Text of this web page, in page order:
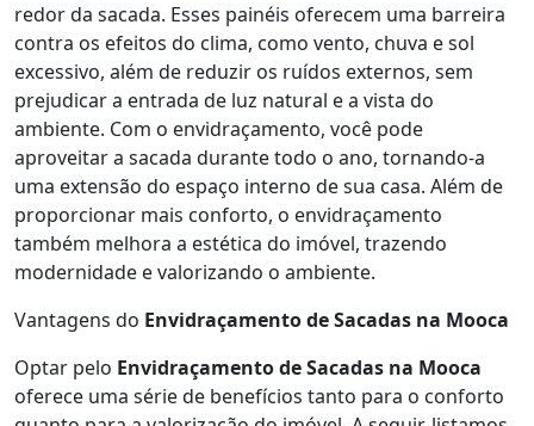
redor da sacada. Esses painéis oferecem uma barreira
contra os efeitos do clima, como vento, chuva e sol
excessivo, além de reduzir os ruídos externos, sem
prejudicar a entrada de luz natural e a vista do
ambiente. Com o envidraçamento, você pode
aproveitar a sacada durante todo o ano, tornando-a
uma extensão do espaço interno de sua casa. Além de
proporcionar mais conforto, o envidraçamento
também melhora a estética do imóvel, trazendo
modernidade e valorizando o ambiente.
Vantagens do Envidraçamento de Sacadas na Mooca
Optar pelo Envidraçamento de Sacadas na Mooca
oferece uma série de benefícios tanto para o conforto